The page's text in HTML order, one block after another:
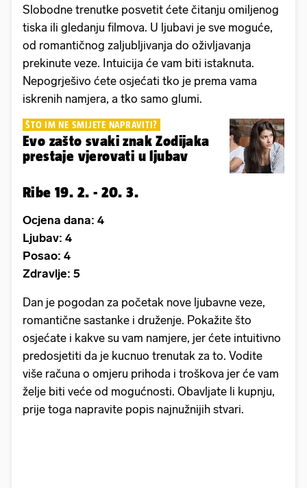
Slobodne trenutke posvetit ćete čitanju omiljenog
tiska ili gledanju filmova. U ljubavi je sve moguće,
od romantičnog zaljubljivanja do oživljavanja
prekinute veze. Intuicija će vam biti istaknuta.
Nepogrješivo ćete osjećati tko je prema vama
iskrenih namjera, a tko samo glumi.
ŠTO IM NE SMIJETE NAPRAVITI?
Evo zašto svaki znak Zodijaka
prestaje vjerovati u ljubav
Ribe 19. 2. - 20. 3.
Ocjena dana: 4
Ljubav: 4
Posao: 4
Zdravlje: 5
Dan je pogodan za početak nove ljubavne veze,
romantične sastanke i druženje. Pokažite što
osjećate i kakve su vam namjere, jer ćete intuitivno
predosjetiti da je kucnuo trenutak za to. Vodite
više računa o omjeru prihoda i troškova jer će vam
želje biti veće od mogućnosti. Obavljate li kupnju,
prije toga napravite popis najnužnijih stvari.